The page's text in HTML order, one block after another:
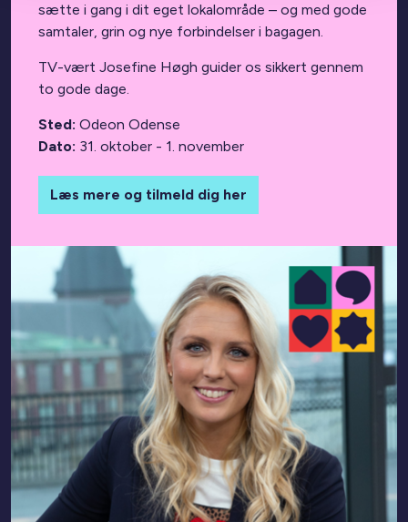
sætte i gang i dit eget lokalområde – og med gode
samtaler, grin og nye forbindelser i bagagen.
TV-vært Josefine Høgh guider os sikkert gennem
to gode dage.
Sted:Odeon Odense
Dato: 31. oktober - 1. november
Læs mere og tilmeld dig her